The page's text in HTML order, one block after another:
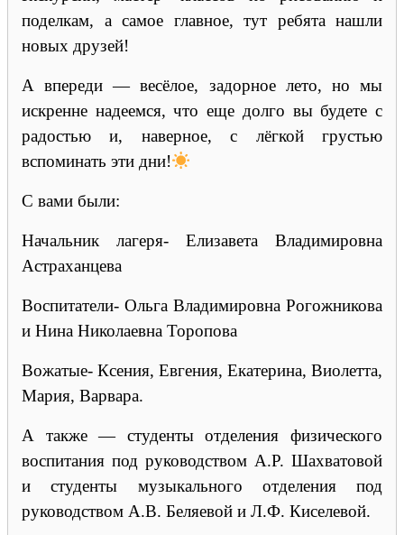
поделкам, а самое главное, тут ребята нашли
новых друзей!
А впереди — весёлое, задорное лето, но мы
искренне надеемся, что еще долго вы будете с
радостью и, наверное, с лёгкой грустью
вспоминать эти дни!
С вами были:
Начальник лагеря- Елизавета Владимировна
Астраханцева
Воспитатели- Ольга Владимировна Рогожникова
и Нина Николаевна Торопова
Вожатые- Ксения, Евгения, Екатерина, Виолетта,
Мария, Варвара.
А также — студенты отделения физического
воспитания под руководством А.Р. Шахватовой
и студенты музыкального отделения под
руководством А.В. Беляевой и Л.Ф. Киселевой.